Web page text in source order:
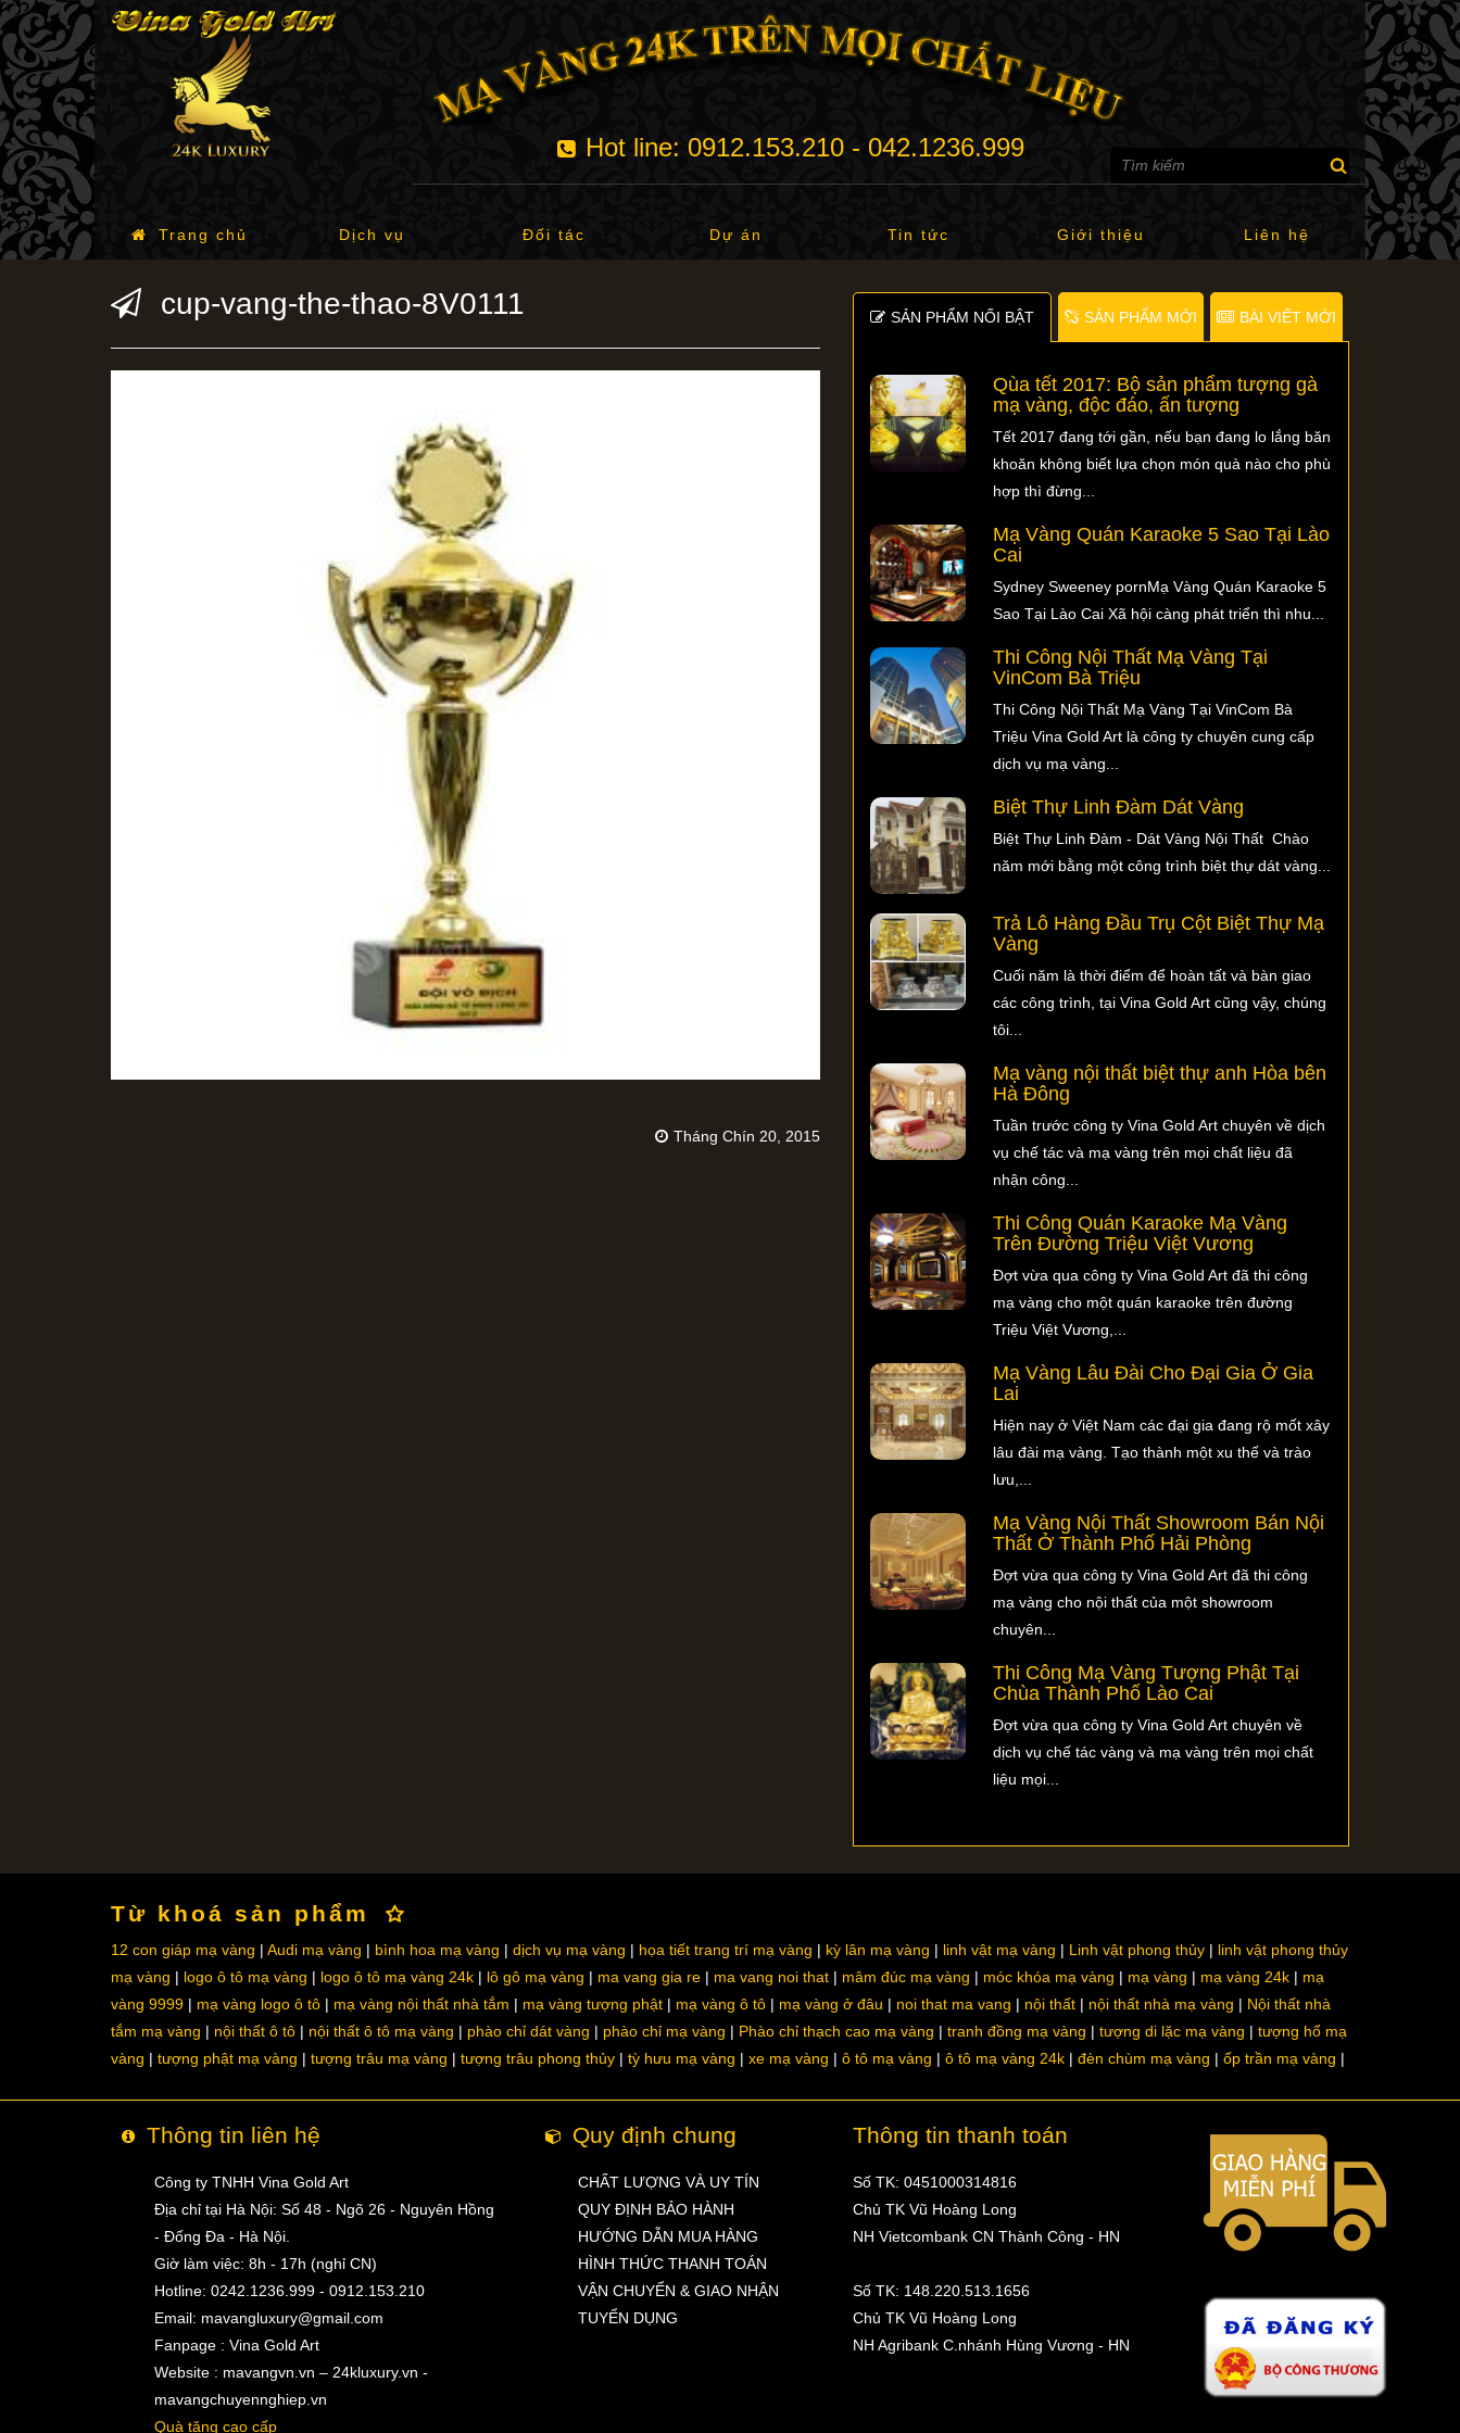
Hot line: 0912.153.210 - 042.1236.999
Trang chủ Dịch vụ Đối tác Dự án Tin tức Giới thiệu Liên hệ
cup-vang-the-thao-8V0111
Tháng Chín 20, 2015
SẢN PHẨM NỐI BẬT SẢN PHẨM MỚI BÀI VIẾT MỚI
Qùa tết 2017: Bộ sản phẩm tượng gà
mạ vàng, độc đáo, ấn tượng
Tết 2017 đang tới gần, nếu bạn đang lo lắng băn
khoăn không biết lựa chọn món quà nào cho phù
hợp thì đừng...
Mạ Vàng Quán Karaoke 5 Sao Tại Lào
Cai
Sydney Sweeney pornMạ Vàng Quán Karaoke 5
Sao Tại Lào Cai Xã hội càng phát triển thì nhu...
Thi Công Nội Thất Mạ Vàng Tại
VinCom Bà Triệu
Thi Công Nội Thất Mạ Vàng Tại VinCom Bà
Triệu Vina Gold Art là công ty chuyên cung cấp
dịch vụ mạ vàng...
Biệt Thự Linh Đàm Dát Vàng
Biệt Thự Linh Đàm - Dát Vàng Nội Thất Chào
năm mới bằng một công trình biệt thự dát vàng...
Trả Lô Hàng Đầu Trụ Cột Biệt Thự Mạ
Vàng
Cuối năm là thời điểm để hoàn tất và bàn giao
các công trình, tại Vina Gold Art cũng vậy, chúng
tôi...
Mạ vàng nội thất biệt thự anh Hòa bên
Hà Đông
Tuần trước công ty Vina Gold Art chuyên về dịch
vụ chế tác và mạ vàng trên mọi chất liệu đã
nhận công...
Thi Công Quán Karaoke Mạ Vàng
Trên Đường Triệu Việt Vương
Đợt vừa qua công ty Vina Gold Art đã thi công
mạ vàng cho một quán karaoke trên đường
Triệu Việt Vương,...
Mạ Vàng Lâu Đài Cho Đại Gia Ở Gia
Lai
Hiện nay ở Việt Nam các đại gia đang rộ mốt xây
lâu đài mạ vàng. Tạo thành một xu thế và trào
lưu,...
Mạ Vàng Nội Thất Showroom Bán Nội
Thất Ở Thành Phố Hải Phòng
Đợt vừa qua công ty Vina Gold Art đã thi công
mạ vàng cho nội thất của một showroom
chuyên...
Thi Công Mạ Vàng Tượng Phật Tại
Chùa Thành Phố Lào Cai
Đợt vừa qua công ty Vina Gold Art chuyên về
dịch vụ chế tác vàng và mạ vàng trên mọi chất
liệu mọi...
Từ khoá sản phẩm
12 con giáp mạ vàng Audi mạ vàng bình hoa mạ vàng dịch vụ mạ vàng họa tiết trang trí mạ vàng kỳ lân mạ vàng linh vật mạ vàng Linh vật phong thủy
linh vật phong thủy
mạ vàng
logo ô tô mạ vàng logo ô tô mạ vàng 24k lô gô mạ vàng ma vang gia re ma vang noi that mâm đúc mạ vàng móc khóa mạ vàng mạ vàng mạ vàng 24k
mạ
vàng 9999
mạ vàng logo ô tô mạ vàng nội thất nhà tắm mạ vàng tượng phật mạ vàng ô tô mạ vàng ở đâu noi that ma vang nội thất nội thất nhà mạ vàng
Nội thất nhà
tắm mạ vàng
nội thất ô tô nội thất ô tô mạ vàng phào chỉ dát vàng phào chỉ mạ vàng Phào chỉ thạch cao mạ vàng tranh đồng mạ vàng tượng di lặc mạ vàng
tượng hổ mạ
vàng
tượng phật mạ vàng tượng trâu mạ vàng tượng trâu phong thủy tỳ hưu mạ vàng xe mạ vàng ô tô mạ vàng ô tô mạ vàng 24k đèn chùm mạ vàng ốp trần mạ vàng
Thông tin liên hệ
Công ty TNHH Vina Gold Art
Địa chỉ tại Hà Nội: Số 48 - Ngõ 26 - Nguyên Hồng
- Đống Đa - Hà Nội.
Giờ làm việc: 8h - 17h (nghỉ CN)
Hotline: 0242.1236.999 - 0912.153.210
Email: mavangluxury@gmail.com
Fanpage : Vina Gold Art
Website : mavangvn.vn – 24kluxury.vn -
mavangchuyennghiep.vn
Quà tặng cao cấp
Quy định chung
CHẤT LƯỢNG VÀ UY TÍN
QUY ĐỊNH BẢO HÀNH
HƯỚNG DẪN MUA HÀNG
HÌNH THỨC THANH TOÁN
VẬN CHUYỂN & GIAO NHẬN
TUYỂN DỤNG
Thông tin thanh toán
Số TK: 0451000314816
Chủ TK Vũ Hoàng Long
NH Vietcombank CN Thành Công - HN
Số TK: 148.220.513.1656
Chủ TK Vũ Hoàng Long
NH Agribank C.nhánh Hùng Vương - HN